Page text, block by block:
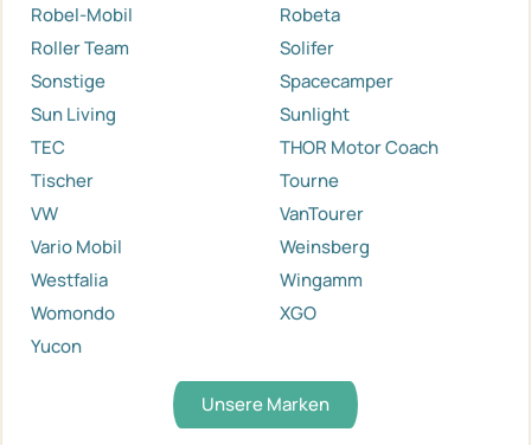
Robel-Mobil
Robeta
Roller Team
Solifer
Sonstige
Spacecamper
Sun Living
Sunlight
TEC
THOR Motor Coach
Tischer
Tourne
VW
VanTourer
Vario Mobil
Weinsberg
Westfalia
Wingamm
Womondo
XGO
Yucon
Unsere Marken